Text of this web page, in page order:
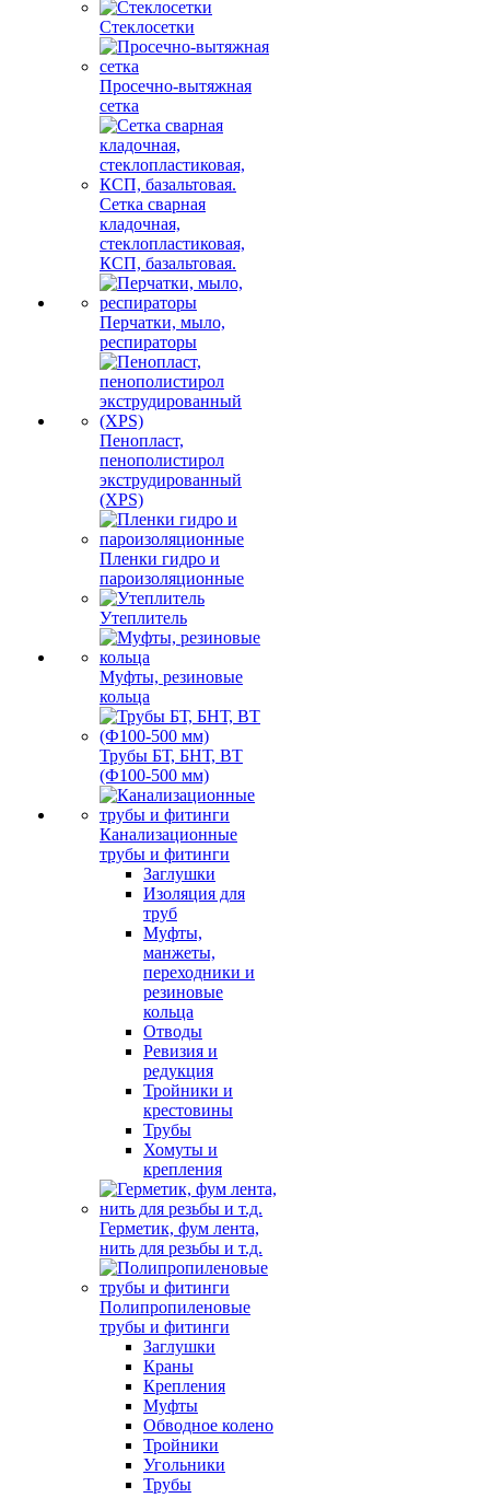
Стеклосетки
Просечно-вытяжная
сетка
Сетка сварная
кладочная,
стеклопластиковая,
КСП, базальтовая.
Перчатки, мыло,
респираторы
Пенопласт,
пенополистирол
экструдированный
(XPS)
Пленки гидро и
пароизоляционные
Утеплитель
Муфты, резиновые
кольца
Трубы БТ, БНТ, ВТ
(Ф100-500 мм)
Канализационные
трубы и фитинги
Заглушки
Изоляция для
труб
Муфты,
манжеты,
переходники и
резиновые
кольца
Отводы
Ревизия и
редукция
Тройники и
крестовины
Трубы
Хомуты и
крепления
Герметик, фум лента,
нить для резьбы и т.д.
Полипропиленовые
трубы и фитинги
Заглушки
Краны
Крепления
Муфты
Обводное колено
Тройники
Угольники
Трубы